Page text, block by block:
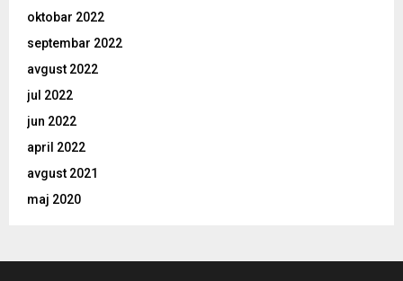
oktobar 2022
septembar 2022
avgust 2022
jul 2022
jun 2022
april 2022
avgust 2021
maj 2020